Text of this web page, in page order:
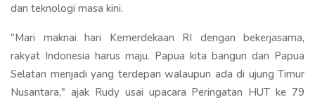
dan teknologi masa kini.
"Mari maknai hari Kemerdekaan RI dengan bekerjasama,
rakyat Indonesia harus maju. Papua kita bangun dan Papua
Selatan menjadi yang terdepan walaupun ada di ujung Timur
Nusantara," ajak Rudy usai upacara Peringatan HUT ke 79